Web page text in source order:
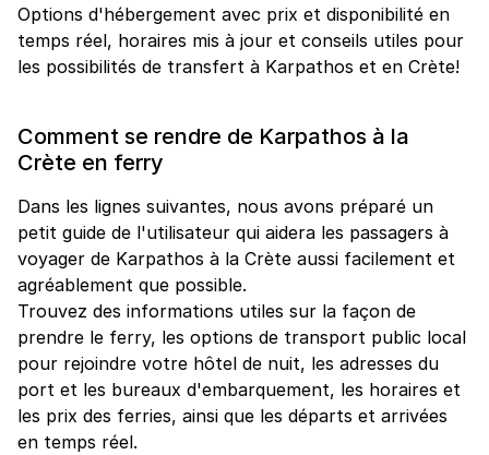
Options d'hébergement avec prix et disponibilité en
temps réel, horaires mis à jour et conseils utiles pour
les possibilités de transfert à Karpathos et en Crète!
Comment se rendre de Karpathos à la
Crète en ferry
Dans les lignes suivantes, nous avons préparé un
petit guide de l'utilisateur qui aidera les passagers à
voyager de Karpathos à la Crète aussi facilement et
agréablement que possible.
Trouvez des informations utiles sur la façon de
prendre le ferry, les options de transport public local
pour rejoindre votre hôtel de nuit, les adresses du
port et les bureaux d'embarquement, les horaires et
les prix des ferries, ainsi que les départs et arrivées
en temps réel.